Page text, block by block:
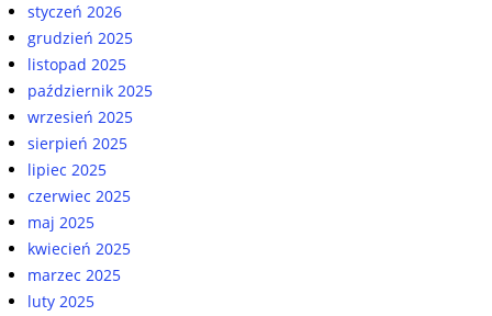
styczeń 2026
grudzień 2025
listopad 2025
październik 2025
wrzesień 2025
sierpień 2025
lipiec 2025
czerwiec 2025
maj 2025
kwiecień 2025
marzec 2025
luty 2025